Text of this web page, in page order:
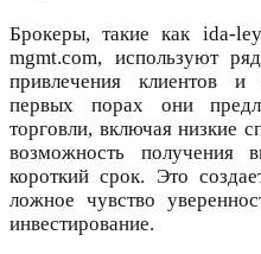
Брокеры, такие как ida-
mgmt.com, используют
привлечения клиентов
первых порах они
торговли, включая низкие
возможность получения
короткий срок. Это
ложное чувство
инвестирование.